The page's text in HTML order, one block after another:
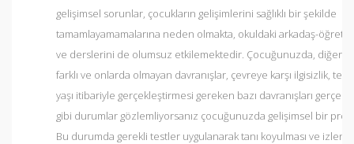
gelişimsel sorunlar, çocukların gelişimlerini sağlıklı bir şekilde
tamamlayamamalarına neden olmakta, okuldaki arkadaş-
ve derslerini de olumsuz etkilemektedir. Çocuğunuzda, diğer
farklı ve onlarda olmayan davranışlar, çevreye karşı ilgisizlik,
yaşı itibariyle gerçekleştirmesi gereken bazı davranışları
gibi durumlar gözlemliyorsanız çocuğunuzda gelişimsel bir
Bu durumda gerekli testler uygulanarak tanı koyulması ve